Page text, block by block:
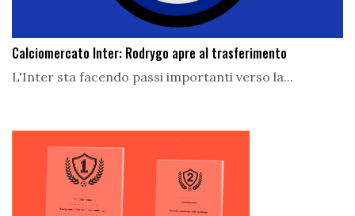
Calciomercato Inter: Rodrygo apre al trasferimento
L'Inter sta facendo passi importanti verso la...